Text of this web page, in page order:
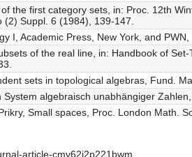
the first category sets, in: Proc. 12th
Suppl. 6 (1984), 139-147.
I, Academic Press, New York, and PWN,
of the real line, in: Handbook of
sets in topological algebras, Fund.
algebraisch unabhängiger
Small spaces, Proc. London Math.
article-cmv62i2p221bwm